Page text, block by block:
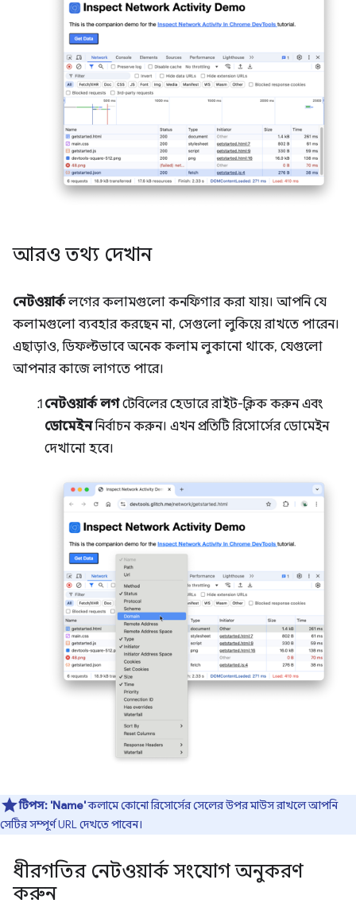
আরও তথ্য দেখান
নেটওয়ার্কলগের কলামগুলো কনফিগার করা যায়। আপনি যে
কলামগুলো ব্যবহার করছেন না, সেগুলো লুকিয়ে রাখতে পারেন।
এছাড়াও, ডিফল্টভাবে অনেক কলাম লুকানো থাকে, যেগুলো
আপনার কাজে লাগতে পারে।
নেটওয়ার্ক লগটেবিলের হেডারে রাইট-ক্লিক করুন এবং
ডোমেইননির্বাচন করুন। এখন প্রতিটি রিসোর্সের ডোমেইন
দেখানো হবে।
টিপস: 'Name'কলামে কোনো রিসোর্সের সেলের উপর মাউস রাখলে আপনি
সেটির সম্পূর্ণ URL দেখতে পাবেন।
ধীরগতির নেটওয়ার্ক সংযোগ অনুকরণ
করুন